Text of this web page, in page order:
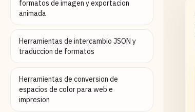
formatos de imagen y exportacion
animada
Herramientas de intercambio JSON y
traduccion de formatos
Herramientas de conversion de
espacios de color para web e
impresion